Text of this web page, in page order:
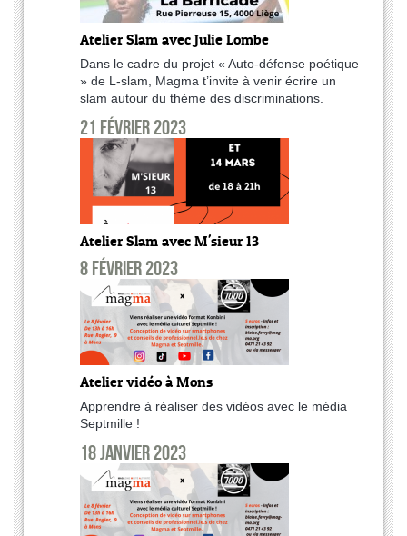
Atelier Slam avec Julie Lombe
Dans le cadre du projet « Auto-défense poétique
» de L-slam, Magma t’invite à venir écrire un
slam autour du thème des discriminations.
21 février 2023
Atelier Slam avec M'sieur 13
8 février 2023
Atelier vidéo à Mons
Apprendre à réaliser des vidéos avec le média
Septmille !
18 janvier 2023